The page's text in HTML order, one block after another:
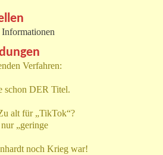
Verfahren:
schon DER Titel.
alt für „TikTok“?
„geringe
noch Krieg war!